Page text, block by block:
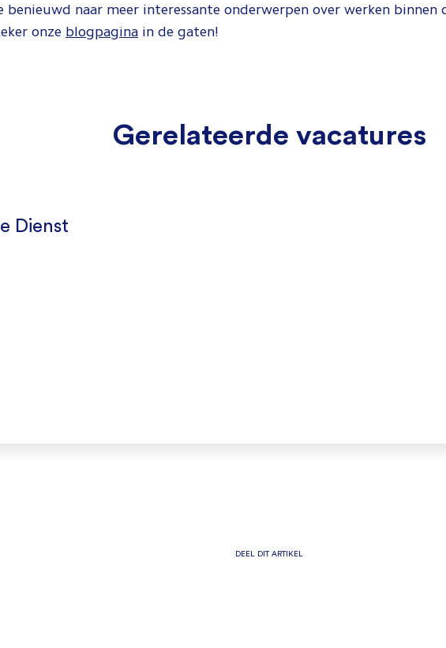
benieuwd naar meer interessante onderwerpen over werken binnen
onze blogpagina in de gaten!
Gerelateerde vacatures
Dienst
DEEL DIT ARTIKEL